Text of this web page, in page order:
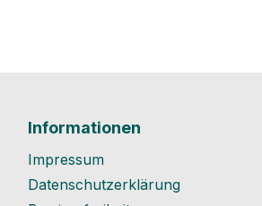
Informationen
Impressum
Datenschutzerklärung